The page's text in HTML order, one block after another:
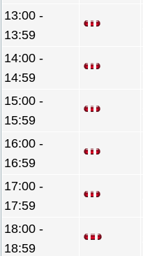
13:00 -
13:59
14:00 -
14:59
15:00 -
15:59
16:00 -
16:59
17:00 -
17:59
18:00 -
18:59